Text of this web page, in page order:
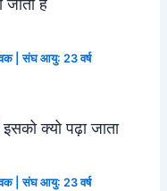
| संघ आयु: 23 वर्ष
क्यो पढ़ा जाता
| संघ आयु: 23 वर्ष